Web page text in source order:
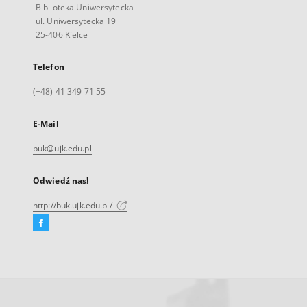
Biblioteka Uniwersytecka
ul. Uniwersytecka 19
25-406 Kielce
Telefon
(+48) 41 349 71 55
E-Mail
buk@ujk.edu.pl
Odwiedź nas!
http://buk.ujk.edu.pl/
Facebook